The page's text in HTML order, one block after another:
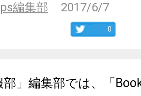
編集部
2017/6/7
0
部」編集部では、「